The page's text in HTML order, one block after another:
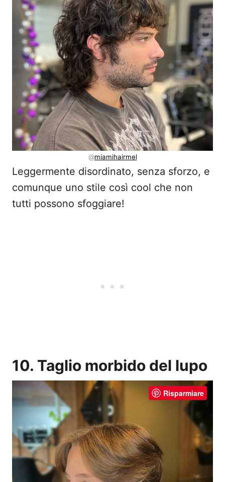
@miamihairmel
Leggermente disordinato, senza sforzo, e
comunque uno stile così cool che non
tutti possono sfoggiare!
10. Taglio morbido del lupo
Risparmiare